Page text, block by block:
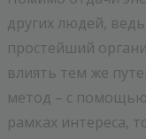
других людей,
простейший
влиять тем же
метод – с
рамках интереса,